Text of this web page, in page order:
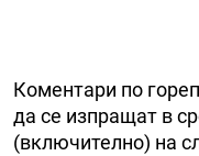
Коментари по
да се изпращат в
(включително) на